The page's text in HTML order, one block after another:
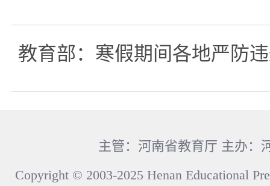
教育部：寒假期间各地严防
主管：河南省教育厅 主办：
Copyright © 2003-2025 Henan Educational